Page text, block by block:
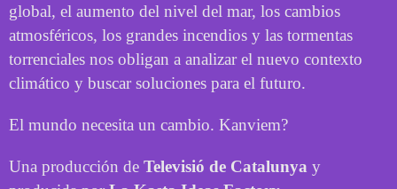
global, el aumento del nivel del mar, los cambios
atmosféricos, los grandes incendios y las tormentas
torrenciales nos obligan a analizar el nuevo contexto
climático y buscar soluciones para el futuro.
El mundo necesita un cambio. Kanviem?
Una producción de Televisió de Catalunya y